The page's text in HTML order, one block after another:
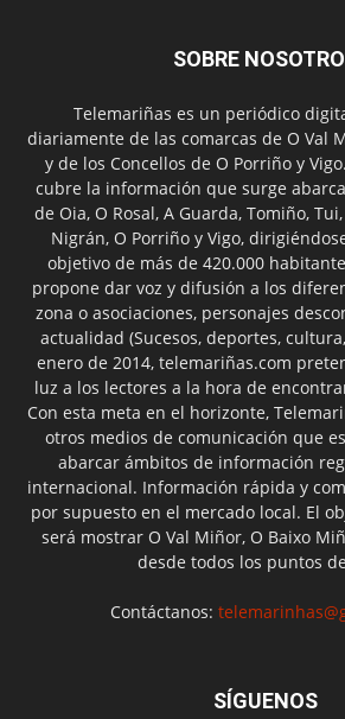
SOBRE
Telemariñas es un periódico
diariamente de las comarcas de O Val
y de los Concellos de O Porriño y
cubre la información que surge
de Oia, O Rosal, A Guarda, Tomiño,
Nigrán, O Porriño y Vigo,
objetivo de más de 420.000
propone dar voz y difusión a los
zona o asociaciones, personajes
actualidad (Sucesos, deportes,
enero de 2014, telemariñas.com
luz a los lectores a la hora de
Con esta meta en el horizonte,
otros medios de comunicación que
abarcar ámbitos de información
internacional. Información rápida y
por supuesto en el mercado local. El
será mostrar O Val Miñor, O Baixo
desde todos los puntos
Contáctanos:
SÍGUENOS